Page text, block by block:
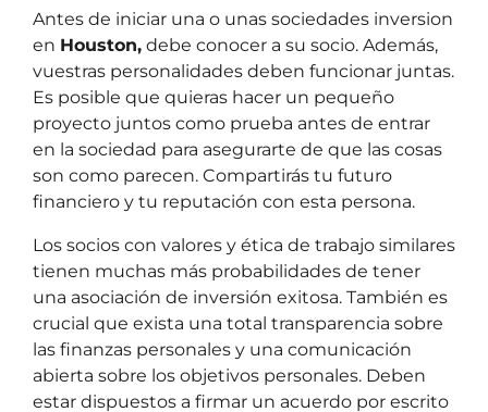
Antes de iniciar una o unas sociedades inversion
en Houston, debe conocer a su socio. Además,
vuestras personalidades deben funcionar juntas.
Es posible que quieras hacer un pequeño
proyecto juntos como prueba antes de entrar
en la sociedad para asegurarte de que las cosas
son como parecen. Compartirás tu futuro
financiero y tu reputación con esta persona.
Los socios con valores y ética de trabajo similares
tienen muchas más probabilidades de tener
una asociación de inversión exitosa. También es
crucial que exista una total transparencia sobre
las finanzas personales y una comunicación
abierta sobre los objetivos personales. Deben
estar dispuestos a firmar un acuerdo por escrito